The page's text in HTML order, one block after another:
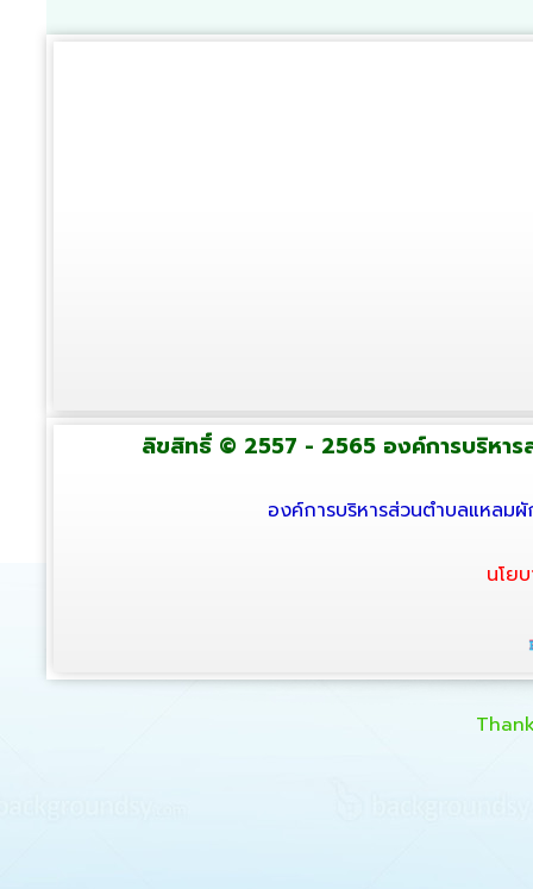
ลิขสิทธิ์ © 2557 - 2565 องค์การบริหา
องค์การบริหารส่วนตำบลแหลม
นโย